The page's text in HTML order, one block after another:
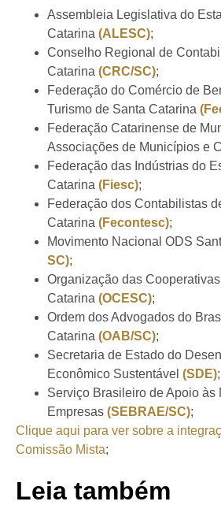
Assembleia Legislativa do
Catarina (ALESC);
Conselho Regional de
Catarina (CRC/SC);
Federação do Comércio de
Turismo de Santa Catarina
Federação Catarinense de
Associações de Municípios e
Federação das Indústrias do
Catarina (Fiesc);
Federação dos Contabilistas
Catarina (Fecontesc);
Movimento Nacional ODS
SC);
Organização das
Catarina (OCESC);
Ordem dos Advogados do
Catarina (OAB/SC);
Secretaria de Estado do
Econômico Sustentável (SDE);
Serviço Brasileiro de Apoio às
Empresas (SEBRAE/SC);
Clique aqui para ver sobre a
Comissão Mista;
Leia também